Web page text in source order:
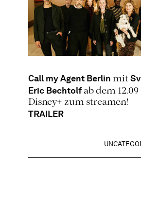
Call my Agent Berlin mit
Eric Bechtolf ab dem
Disney+ zum streamen!
TRAILER